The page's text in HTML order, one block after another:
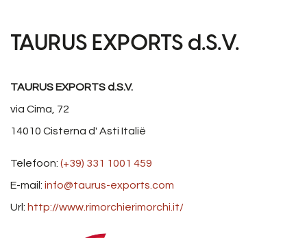
TAURUS EXPORTS d.S.V.
TAURUS EXPORTS d.S.V.
via Cima, 72
14010 Cisterna d' Asti Italië
Telefoon: (+39) 331 1001 459
E-mail: info@taurus-exports.com
Url: http://www.rimorchierimorchi.it/